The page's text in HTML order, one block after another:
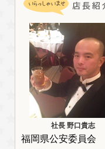
社長 野口貴志
福岡県公安委員会